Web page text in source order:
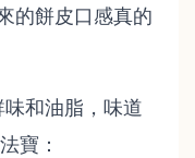
的餅皮口感真的
和油脂，味道
寶：